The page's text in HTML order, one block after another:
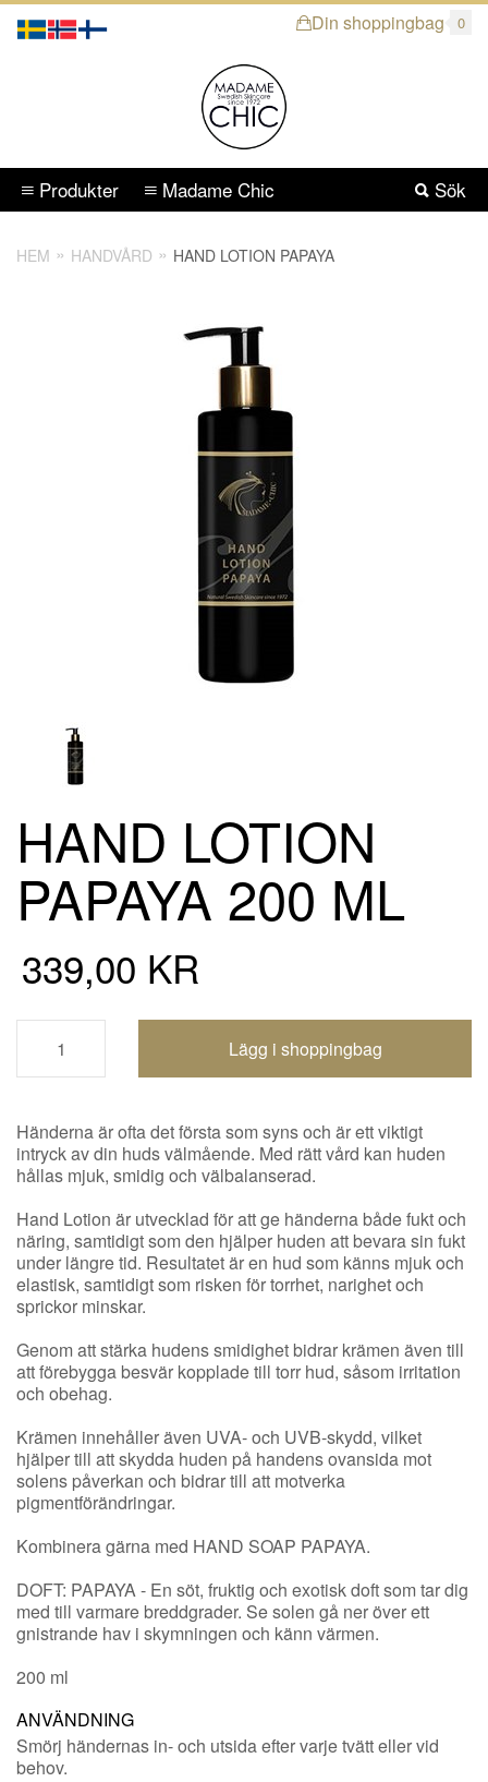
Din shoppingbag 0
Sök
Produkter Madame Chic
HEM HANDVÅRD HAND LOTION PAPAYA
HAND LOTION
PAPAYA 200 ML
339,00 KR
Shoppingbagen uppdaterad
Händerna är ofta det första som syns och är ett viktigt
intryck av din huds välmående. Med rätt vård kan huden
hållas mjuk, smidig och välbalanserad.
Hand Lotion är utvecklad för att ge händerna både fukt och
näring, samtidigt som den hjälper huden att bevara sin fukt
under längre tid. Resultatet är en hud som känns mjuk och
elastisk, samtidigt som risken för torrhet, narighet och
sprickor minskar.
Genom att stärka hudens smidighet bidrar krämen även till
att förebygga besvär kopplade till torr hud, såsom irritation
och obehag.
Krämen innehåller även UVA- och UVB-skydd, vilket
hjälper till att skydda huden på handens ovansida mot
solens påverkan och bidrar till att motverka
pigmentförändringar.
Kombinera gärna med HAND SOAP PAPAYA.
DOFT: PAPAYA - En söt, fruktig och exotisk doft som tar dig
med till varmare breddgrader. Se solen gå ner över ett
gnistrande hav i skymningen och känn värmen.
200 ml
ANVÄNDNING
Smörj händernas in- och utsida efter varje tvätt eller vid
behov.